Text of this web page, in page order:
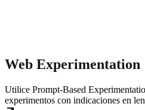
Web Experimentation
Utilice Prompt-Based
experimentos con indicaciones en